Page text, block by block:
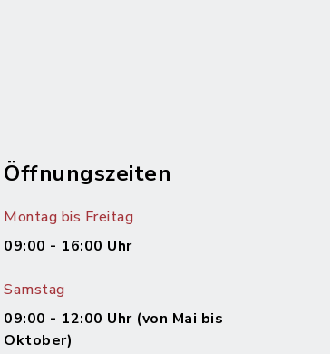
Öffnungszeiten
Montag bis Freitag
09:00 - 16:00 Uhr
Samstag
09:00 - 12:00 Uhr (von Mai bis
Oktober)